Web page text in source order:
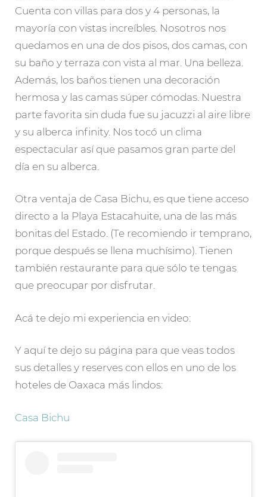
Cuenta con villas para dos y 4 personas, la
mayoría con vistas increíbles. Nosotros nos
quedamos en una de dos pisos, dos camas, con
su baño y terraza con vista al mar. Una belleza.
Además, los baños tienen una decoración
hermosa y las camas súper cómodas. Nuestra
parte favorita sin duda fue su jacuzzi al aire libre
y su alberca infinity. Nos tocó un clima
espectacular así que pasamos gran parte del
día en su alberca.
Otra ventaja de Casa Bichu, es que tiene acceso
directo a la Playa Estacahuite, una de las más
bonitas del Estado. (Te recomiendo ir temprano,
porque después se llena muchísimo). Tienen
también restaurante para que sólo te tengas
que preocupar por disfrutar.
Acá te dejo mi experiencia en video:
Y aquí te dejo su página para que veas todos
sus detalles y reserves con ellos en uno de los
hoteles de Oaxaca más lindos:
Casa Bichu